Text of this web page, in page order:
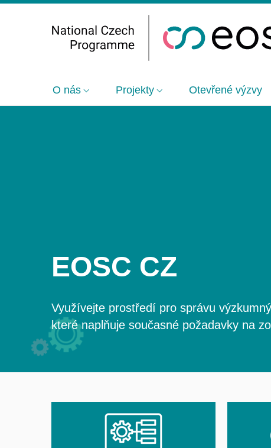
O nás Projekty Otevřené výzvy
EOSC CZ
Využívejte prostředí pro správu
které naplňuje současné požadavky na